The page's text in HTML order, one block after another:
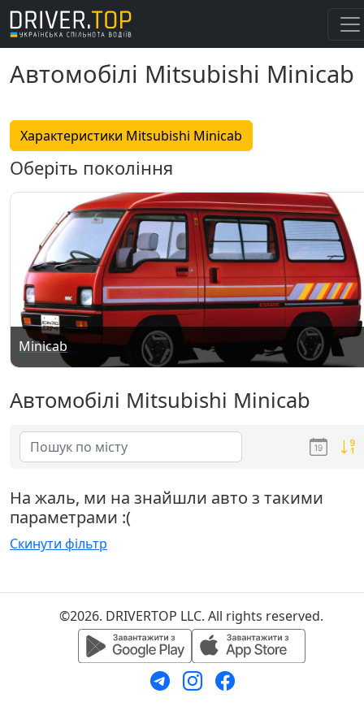
Автомобілі Mitsubishi Minicab
Характеристики Mitsubishi Minicab
Оберіть покоління
Minicab
Автомобілі Mitsubishi Minicab
На жаль, ми на знайшли авто з такими
параметрами :(
Скинути фільтр
©2026. DRIVERTOP LLC. All rights reserved.